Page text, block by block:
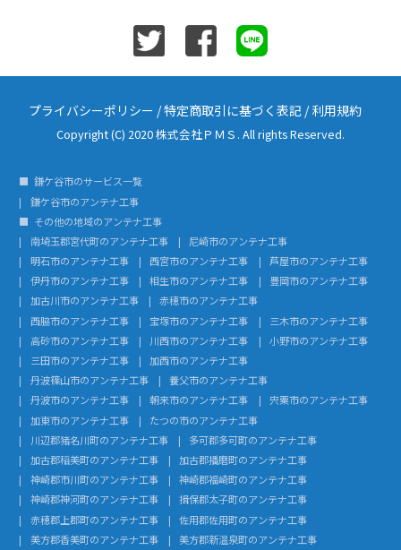
プライバシーポリシー /特定商取引に基づく表記 /利用規約
Copyright (C) 2020 株式会社ＰＭＳ. All rights Reserved.
鎌ケ谷市のサービス一覧
鎌ケ谷市のアンテナ工事
その他の地域のアンテナ工事
南埼玉郡宮代町のアンテナ工事
尼崎市のアンテナ工事
明石市のアンテナ工事
西宮市のアンテナ工事
芦屋市のアンテナ工事
伊丹市のアンテナ工事
相生市のアンテナ工事
豊岡市のアンテナ工事
加古川市のアンテナ工事
赤穂市のアンテナ工事
西脇市のアンテナ工事
宝塚市のアンテナ工事
三木市のアンテナ工事
高砂市のアンテナ工事
川西市のアンテナ工事
小野市のアンテナ工事
三田市のアンテナ工事
加西市のアンテナ工事
丹波篠山市のアンテナ工事
養父市のアンテナ工事
丹波市のアンテナ工事
朝来市のアンテナ工事
宍粟市のアンテナ工事
加東市のアンテナ工事
たつの市のアンテナ工事
川辺郡猪名川町のアンテナ工事
多可郡多可町のアンテナ工事
加古郡稲美町のアンテナ工事
加古郡播磨町のアンテナ工事
神崎郡市川町のアンテナ工事
神崎郡福崎町のアンテナ工事
神崎郡神河町のアンテナ工事
揖保郡太子町のアンテナ工事
赤穂郡上郡町のアンテナ工事
佐用郡佐用町のアンテナ工事
美方郡香美町のアンテナ工事
美方郡新温泉町のアンテナ工事